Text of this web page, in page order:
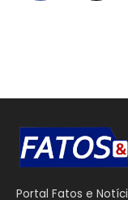
Portal Fatos e